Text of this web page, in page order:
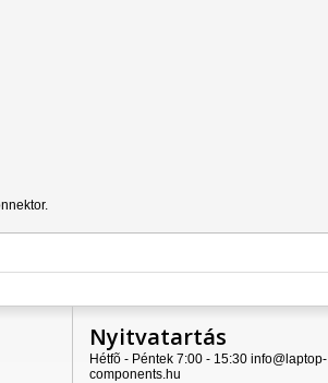
Nyitvatartás
Hétfõ - Péntek 7:00 - 15:30 info@laptop-
components.hu